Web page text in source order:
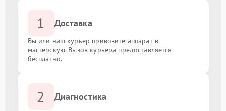
1 Доставка
Вы или наш курьер привозите аппарат в
мастерскую. Вызов курьера предоставляется
бесплатно.
2 Диагностика